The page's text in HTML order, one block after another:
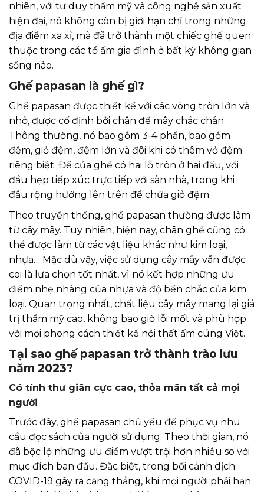
nhiên, với tư duy thẩm mỹ và công nghệ sản xuất
hiện đại, nó không còn bị giới hạn chỉ trong những
địa điểm xa xỉ, mà đã trở thành một chiếc ghế quen
thuộc trong các tổ ấm gia đình ở bất kỳ không gian
sống nào.
Ghế papasan là ghế gì?
Ghế papasan được thiết kế với các vòng tròn lớn và
nhỏ, được cố định bởi chân đế mây chắc chắn.
Thông thường, nó bao gồm 3-4 phần, bao gồm
đệm, giỏ đệm, đệm lớn và đôi khi có thêm vỏ đệm
riêng biệt. Đế của ghế có hai lỗ tròn ở hai đầu, với
đầu hẹp tiếp xúc trực tiếp với sàn nhà, trong khi
đầu rộng hướng lên trên để chứa giỏ đệm.
Theo truyền thống, ghế papasan thường được làm
từ cây mây. Tuy nhiên, hiện nay, chân ghế cũng có
thể được làm từ các vật liệu khác như kim loại,
nhựa… Mặc dù vậy, việc sử dụng cây mây vẫn được
coi là lựa chọn tốt nhất, vì nó kết hợp những ưu
điểm nhẹ nhàng của nhựa và độ bền chắc của kim
loại. Quan trọng nhất, chất liệu cây mây mang lại giá
trị thẩm mỹ cao, không bao giờ lỗi mốt và phù hợp
với mọi phong cách thiết kế nội thất ấm cúng Việt.
Tại sao ghế papasan trở thành trào lưu
năm 2023?
Có tính thư giãn cực cao, thỏa mãn tất cả mọi
người
Trước đây, ghế papasan chủ yếu để phục vụ nhu
cầu đọc sách của người sử dụng. Theo thời gian, nó
đã bộc lộ những ưu điểm vượt trội hơn nhiều so với
mục đích ban đầu. Đặc biệt, trong bối cảnh dịch
COVID-19 gây ra căng thẳng, khi mọi người phải hạn